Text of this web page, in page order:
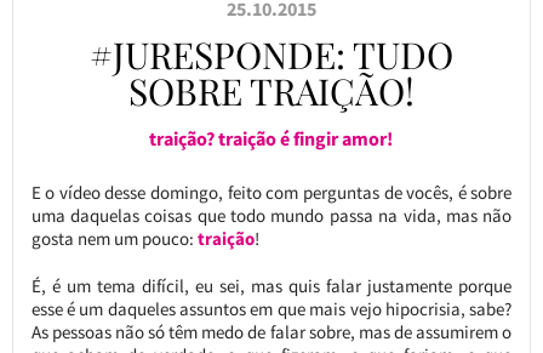
25.10.2015
#JURESPONDE: TUDO
SOBRE TRAIÇÃO!
traição? traição é fingir amor!
E o vídeo desse domingo, feito com perguntas de vocês, é sobre
uma daquelas coisas que todo mundo passa na vida, mas não
gosta nem um pouco: traição!
É, é um tema difícil, eu sei, mas quis falar justamente porque
esse é um daqueles assuntos em que mais vejo hipocrisia, sabe?
As pessoas não só têm medo de falar sobre, mas de assumirem o